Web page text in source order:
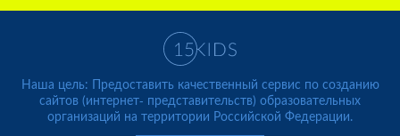
Наша цель: Предоставить качественный сервис по созданию
сайтов (интернет- представительств) образовательных
организаций на территории Российской Федерации.